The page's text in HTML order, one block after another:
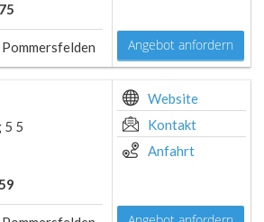
Angebot anfordern
5 5
Website
Kontakt
Anfahrt